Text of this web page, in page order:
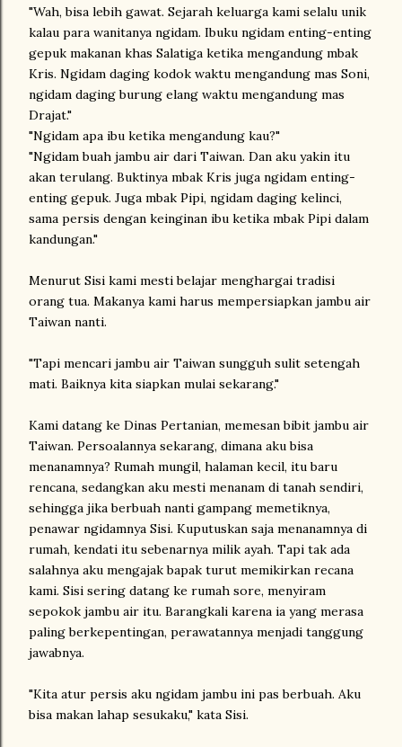
"Wah, bisa lebih gawat. Sejarah keluarga kami selalu unik
kalau para wanitanya ngidam. Ibuku ngidam enting-enting
gepuk makanan khas Salatiga ketika mengandung mbak
Kris. Ngidam daging kodok waktu mengandung mas Soni,
ngidam daging burung elang waktu mengandung mas
Drajat."
"Ngidam apa ibu ketika mengandung kau?"
"Ngidam buah jambu air dari Taiwan. Dan aku yakin itu
akan terulang. Buktinya mbak Kris juga ngidam enting-
enting gepuk. Juga mbak Pipi, ngidam daging kelinci,
sama persis dengan keinginan ibu ketika mbak Pipi dalam
kandungan."
Menurut Sisi kami mesti belajar menghargai tradisi
orang tua. Makanya kami harus mempersiapkan jambu air
Taiwan nanti.
"Tapi mencari jambu air Taiwan sungguh sulit setengah
mati. Baiknya kita siapkan mulai sekarang."
Kami datang ke Dinas Pertanian, memesan bibit jambu air
Taiwan. Persoalannya sekarang, dimana aku bisa
menanamnya? Rumah mungil, halaman kecil, itu baru
rencana, sedangkan aku mesti menanam di tanah sendiri,
sehingga jika berbuah nanti gampang memetiknya,
penawar ngidamnya Sisi. Kuputuskan saja menanamnya di
rumah, kendati itu sebenarnya milik ayah. Tapi tak ada
salahnya aku mengajak bapak turut memikirkan recana
kami. Sisi sering datang ke rumah sore, menyiram
sepokok jambu air itu. Barangkali karena ia yang merasa
paling berkepentingan, perawatannya menjadi tanggung
jawabnya.
"Kita atur persis aku ngidam jambu ini pas berbuah. Aku
bisa makan lahap sesukaku," kata Sisi.